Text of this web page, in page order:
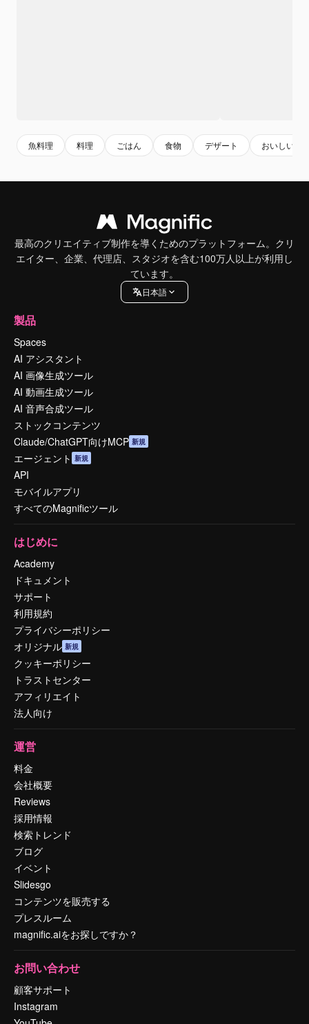
魚料理 料理 ごはん 食物 デザート おいしい
最高のクリエイティブ制作を導くためのプラットフォーム。クリ
エイター、企業、代理店、スタジオを含む100万人以上が利用し
ています。
日本語
製品
Spaces
AI アシスタント
AI 画像生成ツール
AI 動画生成ツール
AI 音声合成ツール
ストックコンテンツ
Claude/ChatGPT向けMCP 新規
エージェント 新規
API
モバイルアプリ
すべてのMagnificツール
はじめに
Academy
ドキュメント
サポート
利用規約
プライバシーポリシー
オリジナル 新規
クッキーポリシー
トラストセンター
アフィリエイト
法人向け
運営
料金
会社概要
Reviews
採用情報
検索トレンド
ブログ
イベント
Slidesgo
コンテンツを販売する
プレスルーム
magnific.aiをお探しですか？
お問い合わせ
顧客サポート
Instagram